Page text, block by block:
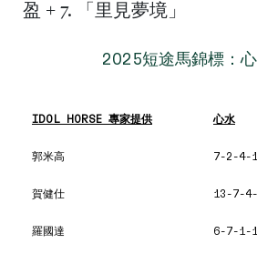
盈 + 7. 「里見夢境」
2025短途馬錦標：
IDOL HORSE 專家提供 心水
郭米高 7-2-4-
賀健仕 13-7-
羅國達 6-7-1-